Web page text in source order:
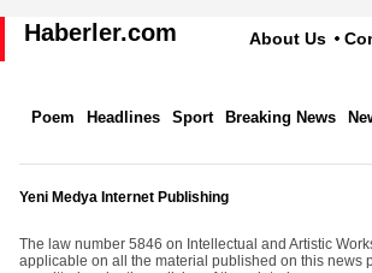
Haberler.com About Us
Poem Headlines Sport Breaking News
Yeni Medya Internet Publishing
The law number 5846 on Intellectual and Artistic
applicable on all the material published on this news